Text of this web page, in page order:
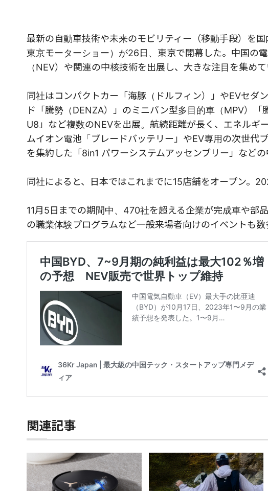
最新の自動車技術や未来のモビリティー（移動手段）を
東京モーターショー）が26日、東京で開幕した。中国の
（NEV）や関連の中核技術を出展し、大きな注目を集めて
同社はコンパクトカー「海豚（ドルフィン）」やEVセダ
ド「騰勢（DENZA）」のミニバン型多目的車（MPV）
U8」など複数のNEVを出展。航続距離が長く、エネルギ
ムイオン電池「ブレードバッテリー」やEV専用の次世
を集約した「8in1 パワーシステムアッセンブリー」などの
同社によると、日本ではこれまでに15店舗をオープン。
11月5日までの期間中、470社を超える企業が完成車や部
の職業体験プログラムなど一般来場者向けのイベントも数
関連記事